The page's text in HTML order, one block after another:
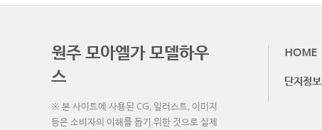
원주 모아엘가 모델하우
스
※ 본 사이트에 사용된 CG, 일러스트, 이미지
등은 소비자의 이해를 돕기 위한 것으로 실제
HOME
단지정보